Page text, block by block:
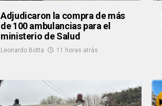
Adjudicaron la compra de más
de 100 ambulancias para el
ministerio de Salud
Leonardo Botta 11 horas atrás